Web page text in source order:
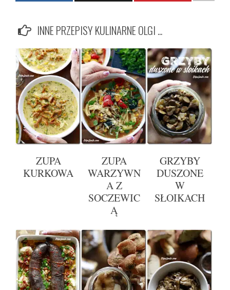
INNE PRZEPISY KULINARNE OLGI ...
ZUPA
KURKOWA
ZUPA
WARZYWN
A Z
SOCZEWIC
Ą
GRZYBY
DUSZONE
W
SŁOIKACH